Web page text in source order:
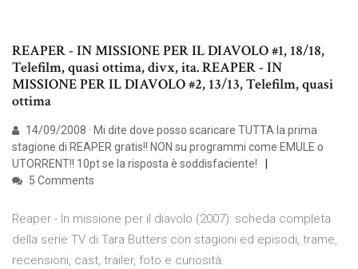
REAPER - IN MISSIONE PER IL DIAVOLO #1, 18/18,
Telefilm, quasi ottima, divx, ita. REAPER - IN
MISSIONE PER IL DIAVOLO #2, 13/13, Telefilm, quasi
ottima
14/09/2008 · Mi dite dove posso scaricare TUTTA la prima
stagione di REAPER gratis!! NON su programmi come EMULE o
UTORRENT!! 10pt se la risposta è soddisfaciente!
5 Comments
Reaper - In missione per il diavolo (2007): scheda completa
della serie TV di Tara Butters con stagioni ed episodi, trame,
recensioni, cast, trailer, foto e curiosità.